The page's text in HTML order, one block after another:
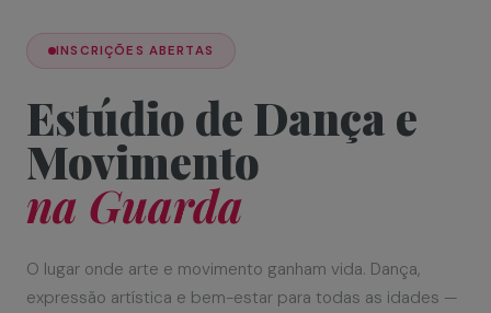
INSCRIÇÕES ABERTAS
Estúdio de Dança e
Movimento
na Guarda
O lugar onde arte e movimento ganham vida. Dança,
expressão artística e bem-estar para todas as idades —